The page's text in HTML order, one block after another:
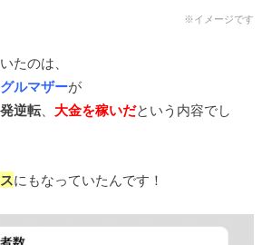
※イメージです
たのは、
ルマザーが
逆転、 大金を稼いだという内容でし
にもなっていたんです！